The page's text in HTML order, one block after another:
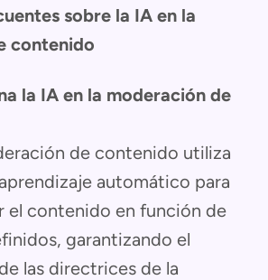
sobre la IA en la
contenido
la IA en la moderación de
de contenido utiliza
automático para
el contenido en función de
garantizando el
las directrices de la